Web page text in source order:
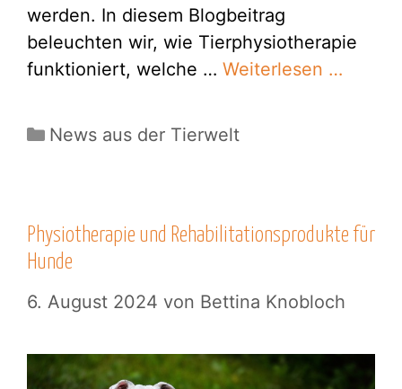
werden. In diesem Blogbeitrag
beleuchten wir, wie Tierphysiotherapie
funktioniert, welche … Weiterlesen …
Kategorien
News aus der Tierwelt
Physiotherapie und Rehabilitationsprodukte für
Hunde
6. August 2024 von Bettina Knobloch